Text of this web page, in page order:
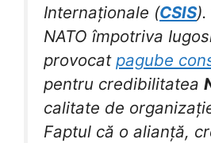
Internaționale (CSIS).
NATO împotriva
provocat pagube
pentru credibilitatea
calitate de
Faptul că o alianță,